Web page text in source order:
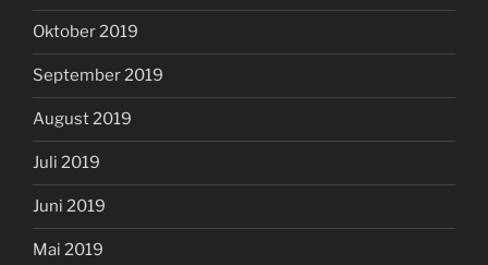
Oktober 2019
September 2019
August 2019
Juli 2019
Juni 2019
Mai 2019